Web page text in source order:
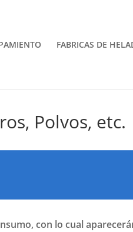
FABRICAS DE
Polvos, etc.
con lo cual